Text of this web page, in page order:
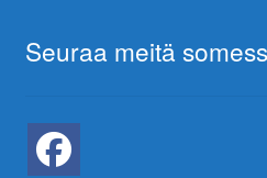
Seuraa meitä